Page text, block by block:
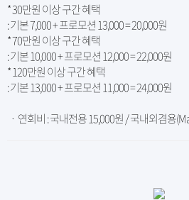
* 30만원 이상 구간 혜택
: 기본 7,000 + 프로모션 13,000 = 20,000원
* 70만원 이상 구간 혜택
: 기본 10,000 + 프로모션 12,000 = 22,000원
* 120만원 이상 구간 혜택
: 기본 13,000 + 프로모션 11,000 = 24,000원
ㆍ 연회비 : 국내전용 15,000원 / 국내외겸용